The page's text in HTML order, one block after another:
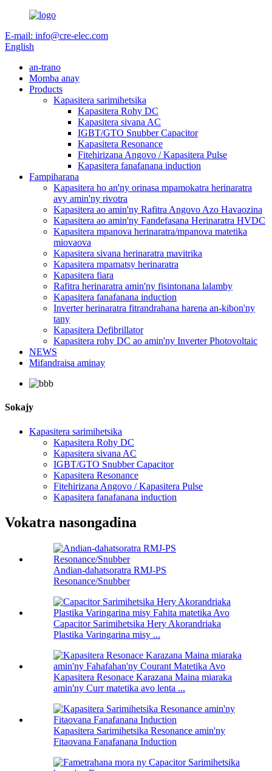
E-mail: info@cre-elec.com
English
an-trano
Momba anay
Products
Kapasitera sarimihetsika
Kapasitera Rohy DC
Kapasitera sivana AC
IGBT/GTO Snubber Capacitor
Kapasitera Resonance
Fitehirizana Angovo / Kapasitera Pulse
Kapasitera fanafanana induction
Fampiharana
Kapasitera ho an'ny orinasa mpamokatra herinaratra
avy amin'ny rivotra
Kapasitera ao amin'ny Rafitra Angovo Azo Havaozina
Kapasitera ao amin'ny Fandefasana Herinaratra HVDC
Kapasitera mpanova herinaratra/mpanova matetika
miovaova
Kapasitera sivana herinaratra mavitrika
Kapasitera mpamatsy herinaratra
Kapasitera fiara
Rafitra herinaratra amin'ny fisintonana lalamby
Kapasitera fanafanana induction
Inverter herinaratra fitrandrahana harena an-kibon'ny
tany
Kapasitera Defibrillator
Kapasitera rohy DC ao amin'ny Inverter Photovoltaic
NEWS
Mifandraisa aminay
Sokajy
Kapasitera sarimihetsika
Kapasitera Rohy DC
Kapasitera sivana AC
IGBT/GTO Snubber Capacitor
Kapasitera Resonance
Fitehirizana Angovo / Kapasitera Pulse
Kapasitera fanafanana induction
Vokatra nasongadina
Andian-dahatsoratra RMJ-PS
Resonance/Snubber
Capacitor Sarimihetsika Hery Akorandriaka
Plastika Varingarina misy ...
Kapasitera Resonace Karazana Maina miaraka
amin'ny Curr matetika avo lenta ...
Kapasitera Sarimihetsika Resonance amin'ny
Fitaovana Fanafanana Induction